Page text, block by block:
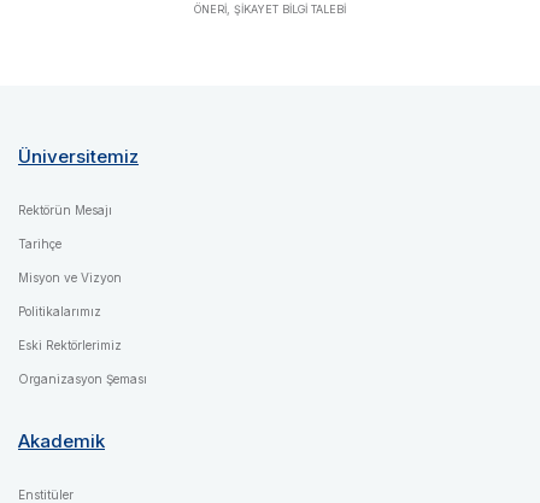
ÖNERİ, ŞİKAYET BİLGİ TALEBİ
Üniversitemiz
Rektörün Mesajı
Tarihçe
Misyon ve Vizyon
Politikalarımız
Eski Rektörlerimiz
Organizasyon Şeması
Akademik
Enstitüler